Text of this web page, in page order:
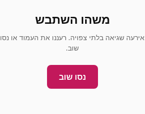
משהו השתבש
אירעה שגיאה בלתי צפויה. רעננו את העמוד או נסו
שוב.
נסו שוב